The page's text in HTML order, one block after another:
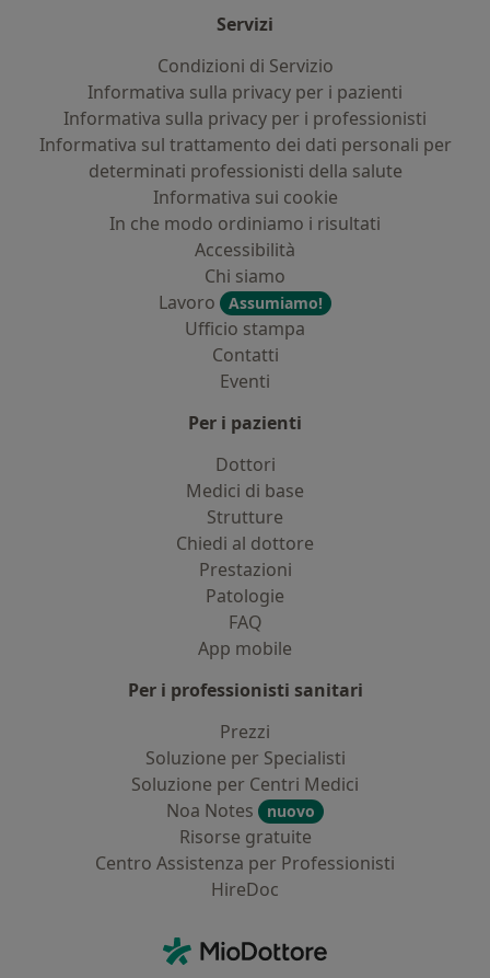
Servizi
Condizioni di Servizio
Informativa sulla privacy per i pazienti
Informativa sulla privacy per i professionisti
Informativa sul trattamento dei dati personali per
determinati professionisti della salute
Informativa sui cookie
In che modo ordiniamo i risultati
Accessibilità
Chi siamo
Lavoro
Assumiamo!
Ufficio stampa
Contatti
Eventi
Per i pazienti
Dottori
Medici di base
Strutture
Chiedi al dottore
Prestazioni
Patologie
FAQ
App mobile
Per i professionisti sanitari
Prezzi
Soluzione per Specialisti
Soluzione per Centri Medici
Noa Notes
nuovo
Risorse gratuite
Centro Assistenza per Professionisti
HireDoc
MioDottore - Homepage